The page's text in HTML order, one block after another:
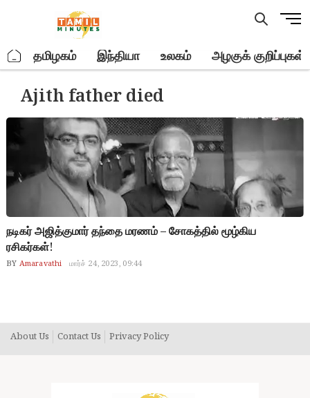
M
u
t
n
. தமிழகம் இந்தியா உலகம் அழகுக் குறிப்புகள்
Ajith father died
நடிகர் அஜித்குமார் தந்தை மரணம் – சோகத்தில் மூழ்கிய
ரசிகர்கள்!
BY Amaravathi மார்ச் 24, 2023, 09:44
About Us Contact Us Privacy Policy